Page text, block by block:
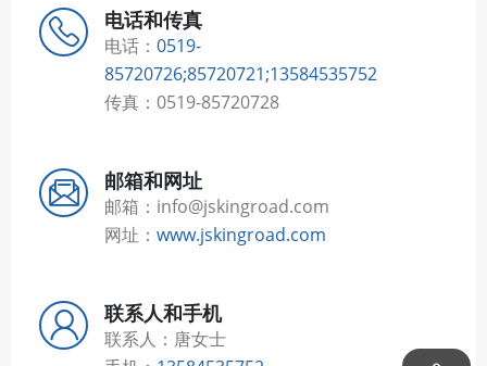
电话和传真
电话： 0519-
85720726;85720721;13584535752
传真：0519-85720728
邮箱和网址
邮箱：info@jskingroad.com
网址： www.jskingroad.com
联系人和手机
联系人：唐女士